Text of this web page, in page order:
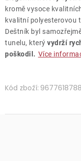
kromě vysoce
kvalitní polyesterovou
Deštník byl
tunelu, který vydrží
poškodil. Více
Kód zboží: 9677618788